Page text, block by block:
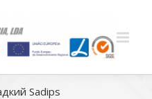
Sadips